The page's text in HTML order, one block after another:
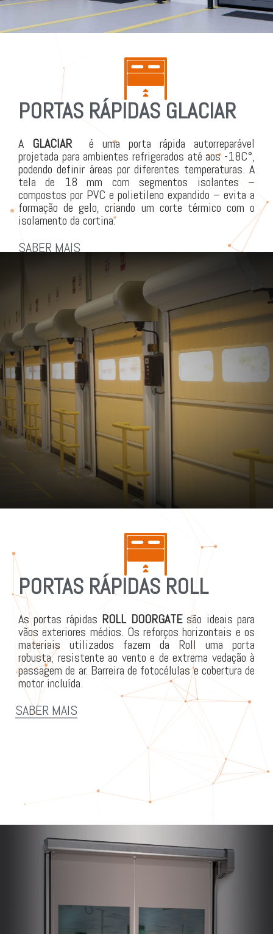
PORTAS RÁPIDAS GLACIAR
A GLACIAR
é uma porta rápida autorreparável
projetada para ambientes refrigerados até aos -18C°,
podendo definir áreas por diferentes temperaturas. A
tela de 18 mm com segmentos isolantes –
compostos por PVC e polietileno expandido – evita a
formação de gelo, criando um corte térmico com o
isolamento da cortina.
SABER MAIS
PORTAS RÁPIDAS ROLL
As portas rápidas ROLL DOORGATEsão ideais para
vãos exteriores médios. Os reforços horizontais e os
materiais utilizados fazem da Roll uma porta
robusta, resistente ao vento e de extrema vedação à
passagem de ar. Barreira de fotocélulas e cobertura de
motor incluída.
SABER MAIS